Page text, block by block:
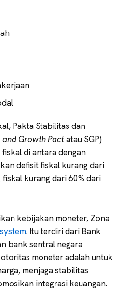
Pakta Stabilitas dan
Growth Pactatau SGP)
di antara dengan
defisit fiskal kurang dari
fiskal kurang dari 60% dari
kebijakan moneter, Zona
. Itu terdiri dari Bank
bank sentral negara
moneter adalah untuk
menjaga stabilitas
integrasi keuangan.